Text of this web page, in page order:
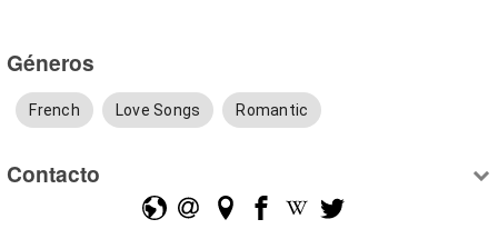
Géneros
French Love Songs Romantic
Contacto